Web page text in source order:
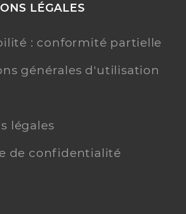
LÉGALES
: conformité partielle
générales d'utilisation
légales
de confidentialité